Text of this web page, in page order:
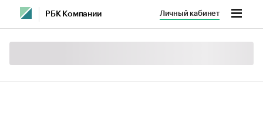
РБК Компании Личный кабинет